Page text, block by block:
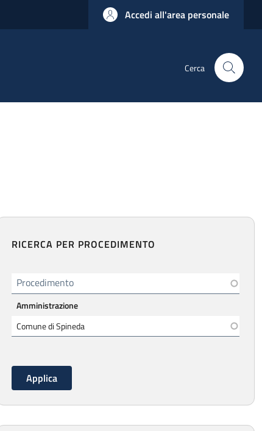
Accedi all'area personale
Cerca
RICERCA PER PROCEDIMENTO
Procedimento
Amministrazione